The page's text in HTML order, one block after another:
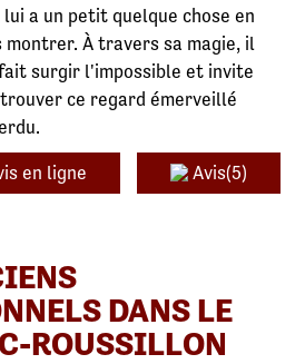
a un petit quelque chose en
montrer. À travers sa magie, il
surgir l'impossible et invite
ce regard émerveillé
en ligne Avis(5)
DANS LE
ROUSSILLON